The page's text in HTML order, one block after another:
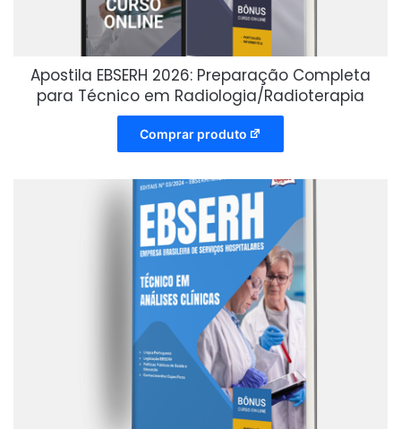
Apostila EBSERH 2026: Preparação Completa
para Técnico em Radiologia/Radioterapia
Comprar produto